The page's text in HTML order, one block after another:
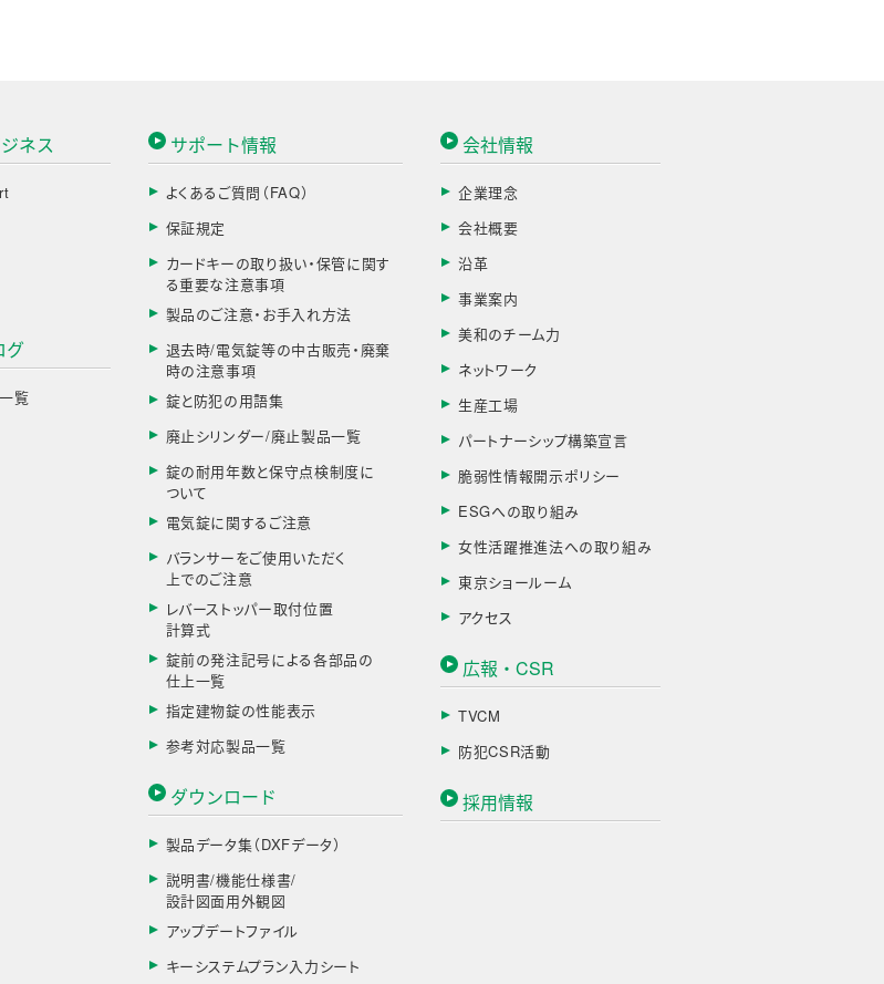
ネス
グ
覧
サポート情報
よくあるご質問（FAQ）
保証規定
カードキーの取り扱い・保管に関す
る重要な注意事項
製品のご注意・お手入れ方法
退去時/電気錠等の中古販売・廃棄
時の注意事項
錠と防犯の用語集
廃止シリンダー/廃止製品一覧
錠の耐用年数と保守点検制度に
ついて
電気錠に関するご注意
バランサーをご使用いただく
上でのご注意
レバーストッパー取付位置
計算式
錠前の発注記号による各部品の
仕上一覧
指定建物錠の性能表示
参考対応製品一覧
ダウンロード
製品データ集（DXFデータ）
説明書/機能仕様書/
設計図面用外観図
アップデートファイル
キーシステムプラン入力シート
会社情報
企業理念
会社概要
沿革
事業案内
美和のチーム力
ネットワーク
生産工場
パートナーシップ構築宣言
脆弱性情報開示ポリシー
ESGへの取り組み
女性活躍推進法への取り組み
東京ショールーム
アクセス
広報・CSR
TVCM
防犯CSR活動
採用情報